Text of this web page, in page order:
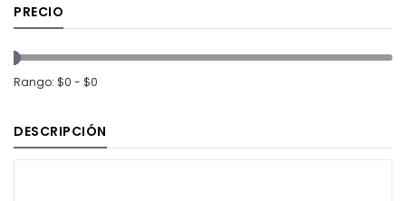
PRECIO
Rango: $0 - $0
DESCRIPCIÓN